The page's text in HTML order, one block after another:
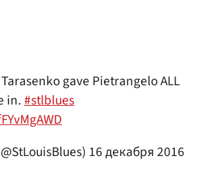
gave Pietrangelo ALL
in.#stlblues
16 декабря 2016